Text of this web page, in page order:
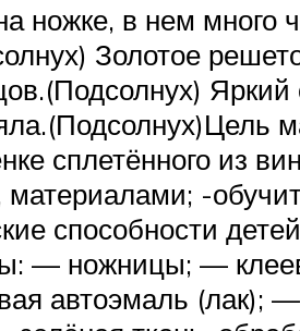
ножке, в нем много
Золотое
сплетённого из
-
способности
— ножницы; —
автоэмаль (лак);